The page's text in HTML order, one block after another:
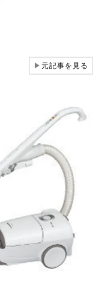
▶元記事を見る